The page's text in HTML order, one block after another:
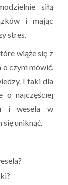
siłą
i mając
stres.
wiąże się z
o czym mówić.
I taki dla
o najczęściej
i wesela w
się uniknąć.